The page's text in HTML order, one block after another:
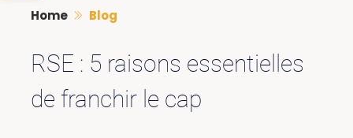
Home Blog
RSE : 5 raisons essentielles
de franchir le cap